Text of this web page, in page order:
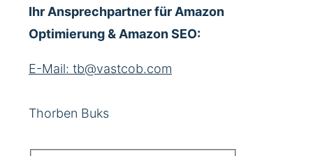
Ihr Ansprechpartner für Amazon
Optimierung & Amazon SEO:
E-Mail: tb@vastcob.com
Thorben Buks